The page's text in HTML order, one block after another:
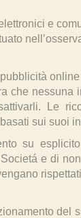
e
che
Le
sui suoi
su
e di